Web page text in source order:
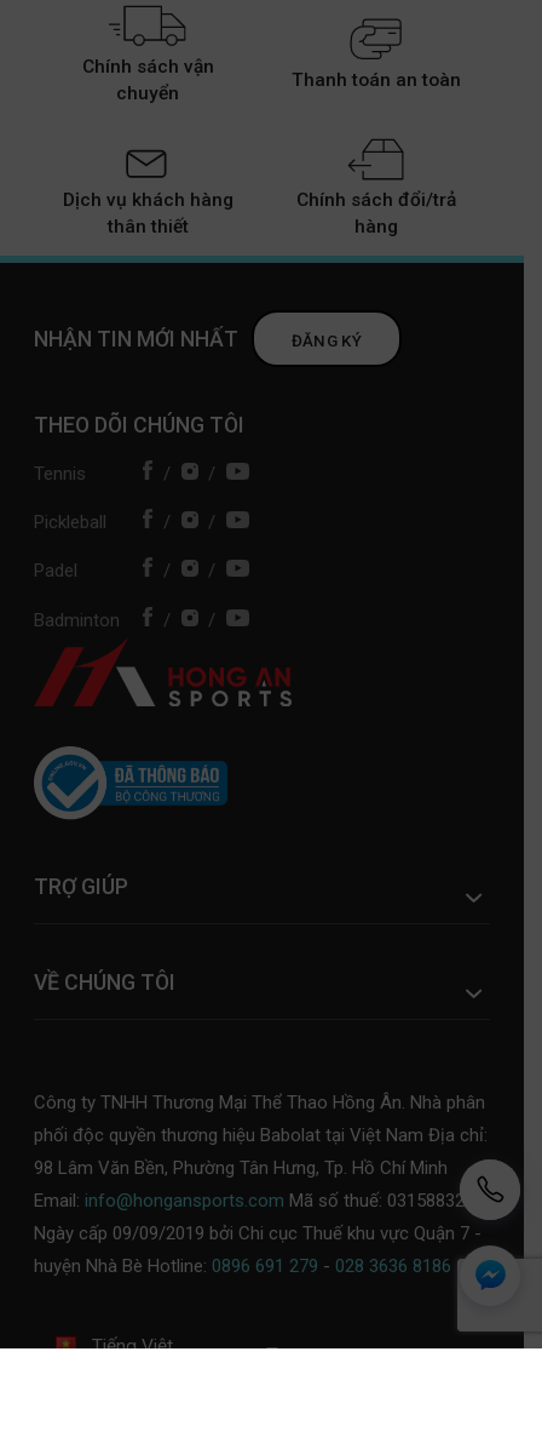
Chính sách vận
chuyển
Thanh toán an toàn
Dịch vụ khách hàng
thân thiết
Chính sách đổi/trả
hàng
NHẬN TIN MỚI NHẤT ĐĂNG KÝ
THEO DÕI CHÚNG TÔI
Tennis / /
Pickleball / /
Padel / /
Badminton / /
TRỢ GIÚP
VỀ CHÚNG TÔI
Công ty TNHH Thương Mại Thể Thao Hồng Ân. Nhà phân
phối độc quyền thương hiệu Babolat tại Việt Nam Địa chỉ:
98 Lâm Văn Bền, Phường Tân Hưng, Tp. Hồ Chí Minh
Email: info@hongansports.com Mã số thuế: 0315883253,
Ngày cấp 09/09/2019 bởi Chi cục Thuế khu vực Quận 7 -
huyện Nhà Bè Hotline: 0896 691 279 - 028 3636 8186
Tiếng Việt